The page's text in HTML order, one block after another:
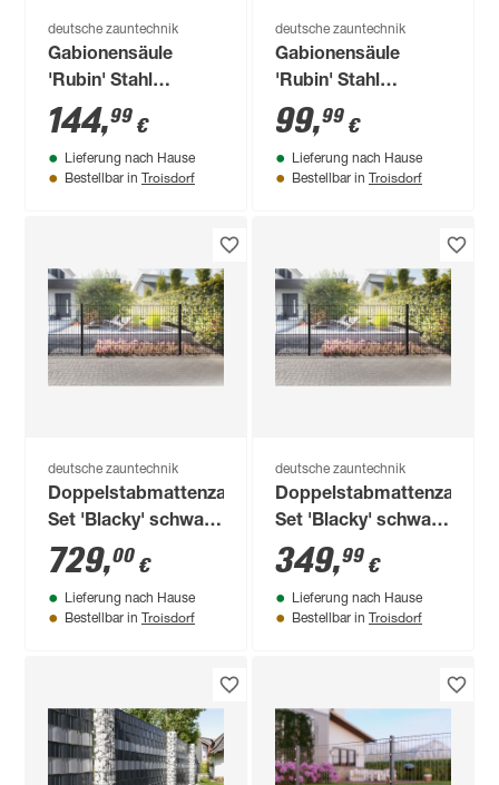
deutsche zauntechnik
Gabionensäule
'Rubin' Stahl
feuerverzinkt 180 x
27 x 27 cm
144,99 €
Lieferung nach Hause
Bestellbar in Troisdorf
deutsche zauntechnik
Gabionensäule
'Rubin' Stahl
feuerverzinkt 100 x
42 x 27 cm
99,99 €
Lieferung nach Hause
Bestellbar in Troisdorf
deutsche zauntechnik
Doppelstabmattenzaun-
Set 'Blacky' schwarz
2400 x 100 cm
729,00 €
Lieferung nach Hause
Bestellbar in Troisdorf
deutsche zauntechnik
Doppelstabmattenzaun-
Set 'Blacky' schwarz
1000 x 100 cm
349,99 €
Lieferung nach Hause
Bestellbar in Troisdorf